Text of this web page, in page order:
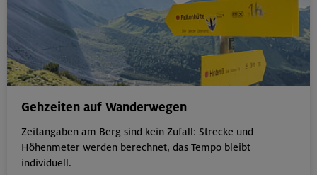
18.08.26
Klettertreff Kids in den Sommerferien für 8-12 Jährige
Gilching
18.08.26
Klettertreff Kids in den Sommerferien für 8-12 Jährige
Gehzeiten auf Wanderwegen
Zeitangaben am Berg sind kein Zufall: Strecke und
Höhenmeter werden berechnet, das Tempo bleibt
individuell.